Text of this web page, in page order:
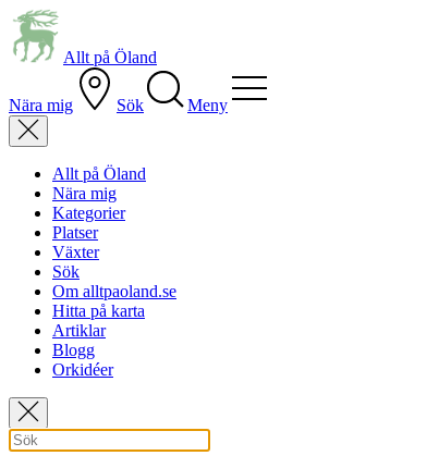
Allt på Öland
Nära mig Sök Meny
Allt på Öland
Nära mig
Kategorier
Platser
Växter
Sök
Om alltpaoland.se
Hitta på karta
Artiklar
Blogg
Orkidéer